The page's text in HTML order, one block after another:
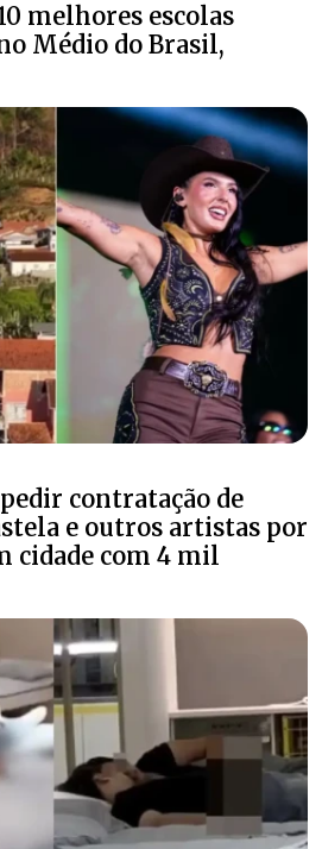
melhores escolas
Médio do Brasil,
contratação de
e outros artistas por
cidade com 4 mil